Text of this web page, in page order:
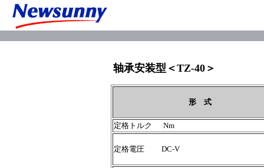
轴承安装型＜TZ-40＞
形 式
定格トルク Nm
定格電圧 DC-V